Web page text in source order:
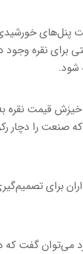
پنل‌های
برای نقره
شود.
قیمت نقره
صنعت را دچار
برای
می‌توان گفت